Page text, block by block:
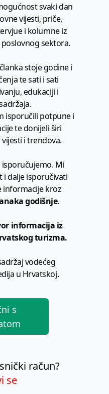
svaki dan
vijesti, priče,
i kolumne iz
sektora.
stoje godine i
te sati i sati
edukaciji i
isporučili potpune i
te donijeli širi
i trendova.
Mi
i dalje isporučivati
informacije kroz
godišnje.
informacija iz
turizma.
vodećeg
u Hrvatskoj.
s
račun?
se